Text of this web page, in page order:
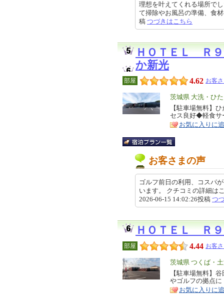
理想を叶えてくれる場所で
て掃除やお風呂の準備、食
稿 つづきはこちら
ＨＯＴＥＬ Ｒ
か新光
部屋 4.62 お客
エ
リ
ア
茨城県 大洗・ひ
特
徴
【駐車場無料】
セス良好◆軽食サ
お気に入りに
お客さまの声
ゴルフ前日の利用、コスパ
います。 クチコミの詳細
2026-06-15 14:02:26投稿 つ
ＨＯＴＥＬ Ｒ
部屋 4.44 お客
エ
リ
ア
茨城県 つくば・
特
徴
【駐車場無料】
やゴルフの拠点
お気に入りに